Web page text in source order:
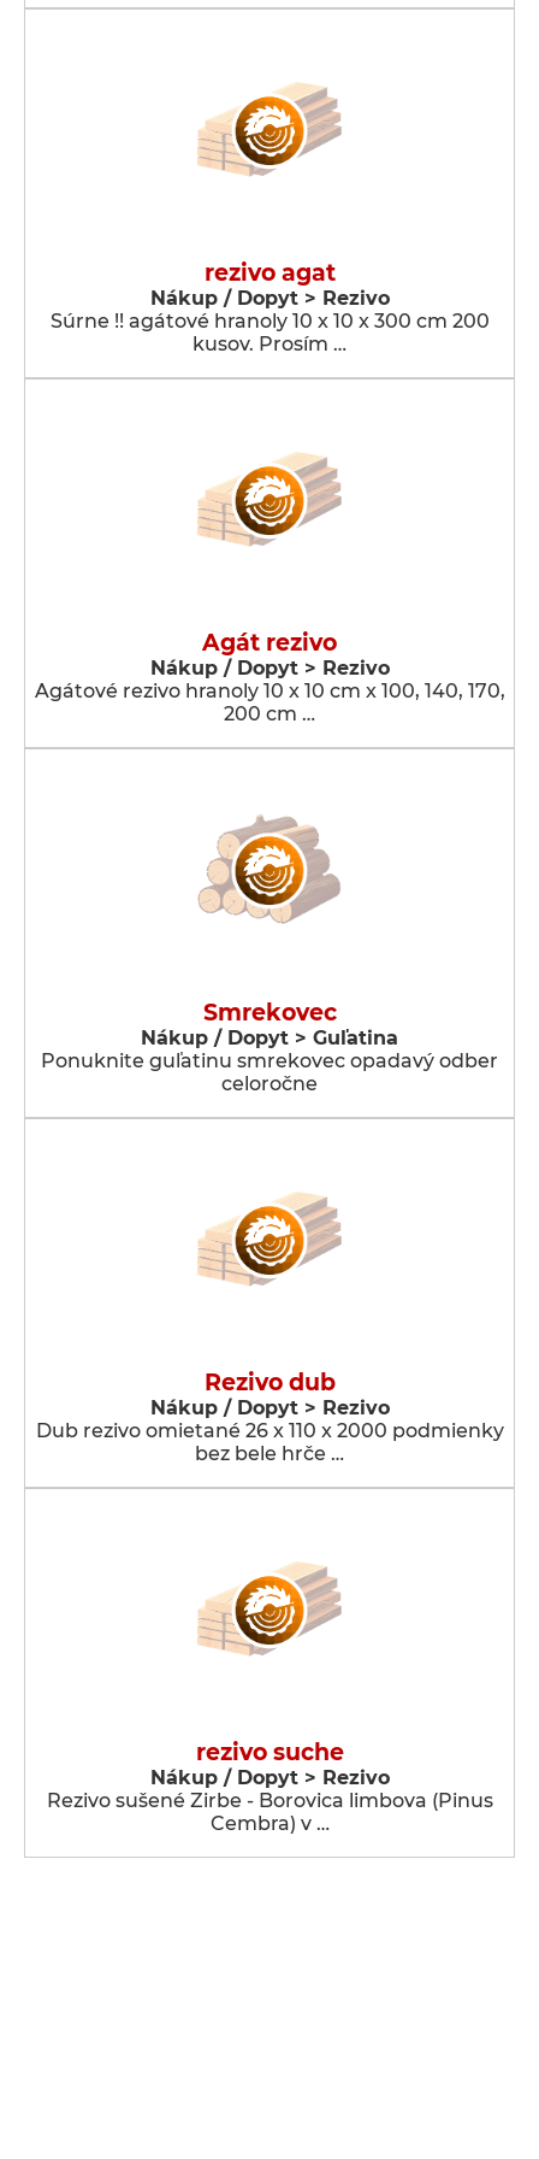
rezivo agat
Nákup / Dopyt > Rezivo
Súrne !! agátové hranoly 10 x 10 x 300 cm 200
kusov. Prosím …
Agát rezivo
Nákup / Dopyt > Rezivo
Agátové rezivo hranoly 10 x 10 cm x 100, 140, 170,
200 cm …
Smrekovec
Nákup / Dopyt > Guľatina
Ponuknite guľatinu smrekovec opadavý odber
celoročne
Rezivo dub
Nákup / Dopyt > Rezivo
Dub rezivo omietané 26 x 110 x 2000 podmienky
bez bele hrče …
rezivo suche
Nákup / Dopyt > Rezivo
Rezivo sušené Zirbe - Borovica limbova (Pinus
Cembra) v …